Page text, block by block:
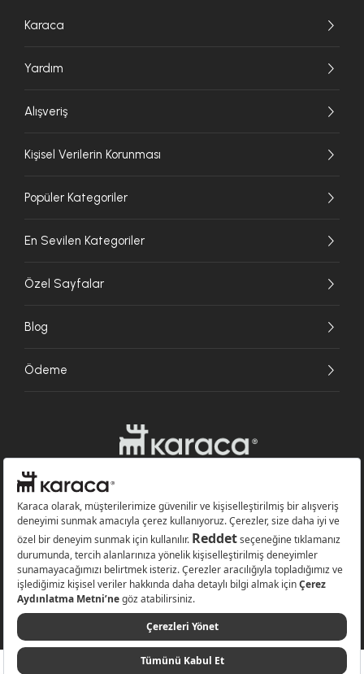
Karaca
Yardım
Alışveriş
Kişisel Verilerin Korunması
Popüler Kategoriler
En Sevilen Kategoriler
Özel Sayfalar
Blog
Ödeme
Websitesinde kullanılan bazı görseller yapay zekâ (AI) ile üretilmiştir.
Karaca.com © 2026 - Karaca Züccaciye A.Ş. Tüm hakları saklıdır.